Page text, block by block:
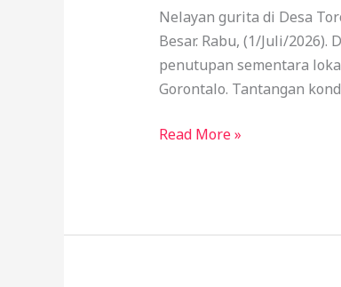
Nelayan gurita di Desa
Besar. Rabu, (1/Juli/2026).
penutupan sementara
Gorontalo. Tantangan
Panen
271,6
Kilogram
Gurita
Torosiaje
Read More »